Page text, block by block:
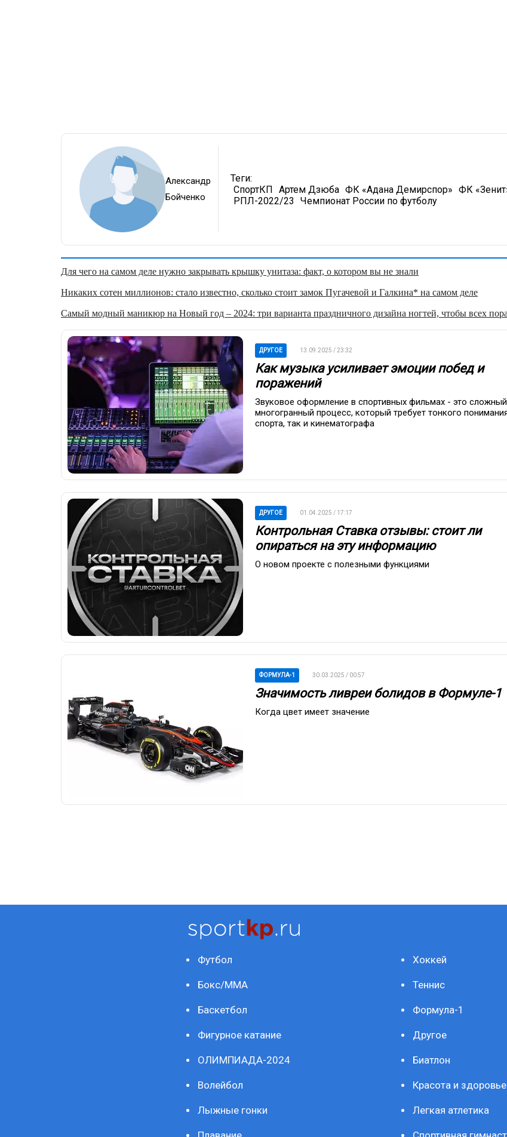
Александр
Бойченко
Теги:
СпортКП Артем Дзюба ФК «Адана Демирспор» ФК
РПЛ-2022/23
Чемпионат России по футболу
Для чего на самом деле нужно закрывать крышку унитаза: факт, о котором вы не знали
Никаких сотен миллионов: стало известно, сколько стоит замок Пугачевой и Галкина* на самом деле
Самый модный маникюр на Новый год – 2024: три варианта праздничного дизайна ногтей, чтобы всех
ДРУГОЕ 13.09.2025 / 23:32
Как музыка усиливает эмоции побед и
поражений
Звуковое оформление в спортивных фильмах - это
многогранный процесс, который требует тонкого
спорта, так и кинематографа
ДРУГОЕ 01.04.2025 / 17:17
Контрольная Ставка отзывы: стоит ли
опираться на эту информацию
О новом проекте с полезными функциями
ФОРМУЛА-1 30.03.2025 / 00:57
Значимость ливреи болидов в Формуле-1
Когда цвет имеет значение
Футбол Хоккей
Бокс/ММА Теннис
Баскетбол Формула-1
Фигурное катание Другое
ОЛИМПИАДА-2024 Биатлон
Волейбол Красота и здоровье
Лыжные гонки Легкая атлетика